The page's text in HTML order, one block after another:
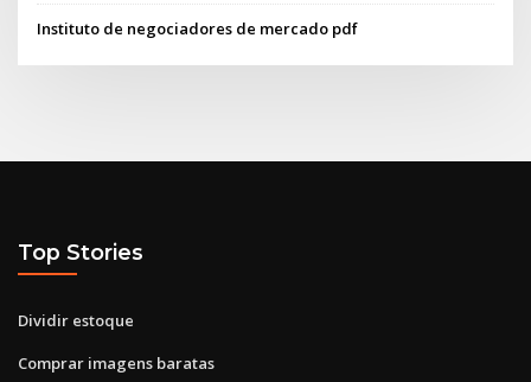
Instituto de negociadores de mercado pdf
Top Stories
Dividir estoque
Comprar imagens baratas